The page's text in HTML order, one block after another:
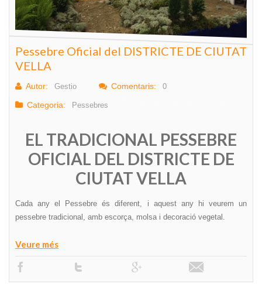
Pessebre Oficial del DISTRICTE DE CIUTAT
VELLA
Autor: Gestio Comentaris: 0
Categoria: Pessebres
EL TRADICIONAL PESSEBRE
OFICIAL DEL DISTRICTE DE
CIUTAT VELLA
Cada any el Pessebre és diferent, i aquest any hi veurem un
pessebre tradicional, amb escorça, molsa i decoració vegetal.
Veure més